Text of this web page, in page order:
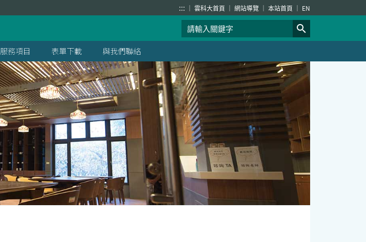
::: 雲科大首頁 網站導覽 本站首頁 EN
服務項目 表單下載 與我們聯絡